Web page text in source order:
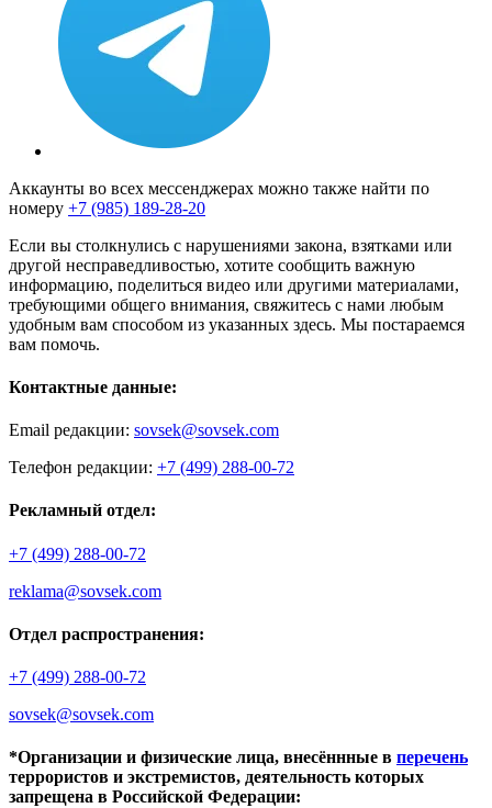
Аккаунты во всех мессенджерах можно также найти по
номеру +7 (985) 189-28-20
Если вы столкнулись с нарушениями закона, взятками или
другой несправедливостью, хотите сообщить важную
информацию, поделиться видео или другими материалами,
требующими общего внимания, свяжитесь с нами любым
удобным вам способом из указанных здесь. Мы постараемся
вам помочь.
Контактные данные:
Email редакции: sovsek@sovsek.com
Телефон редакции: +7 (499) 288-00-72
Рекламный отдел:
+7 (499) 288-00-72
reklama@sovsek.com
Отдел распространения:
+7 (499) 288-00-72
sovsek@sovsek.com
*Организации и физические лица, внесённные в перечень
террористов и экстремистов, деятельность которых
запрещена в Российской Федерации: